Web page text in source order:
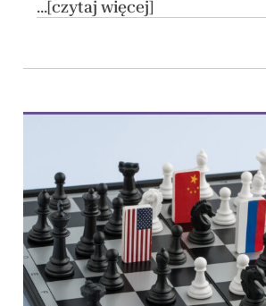
...[czytaj więcej]